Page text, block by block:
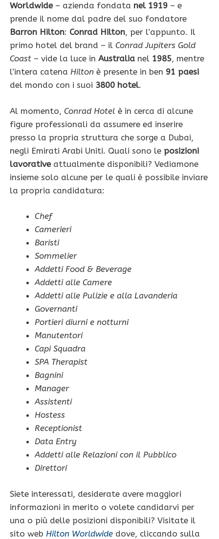
Worldwide– azienda fondata nel 1919 – e
prende il nome dal padre del suo fondatore
Barron Hilton: Conrad Hilton, per l’appunto. Il
primo hotel del brand – il Conrad Jupiters Gold
Coast – vide la luce in Australia nel 1985, mentre
l’intera catena Hilton è presente in ben 91 paesi
del mondo con i suoi 3800 hotel.
Al momento, Conrad Hotel è in cerca di alcune
figure professionali da assumere ed inserire
presso la propria struttura che sorge a Dubai,
negli Emirati Arabi Uniti. Quali sono le posizioni
lavorativeattualmente disponibili? Vediamone
insieme solo alcune per le quali è possibile inviare
la propria candidatura:
Chef
Camerieri
Baristi
Sommelier
Addetti Food & Beverage
Addetti alle Camere
Addetti alle Pulizie e alla Lavanderia
Governanti
Portieri diurni e notturni
Manutentori
Capi Squadra
SPA Therapist
Bagnini
Manager
Assistenti
Hostess
Receptionist
Data Entry
Addetti alle Relazioni con il Pubblico
Direttori
Siete interessati, desiderate avere maggiori
informazioni in merito o volete candidarvi per
una o più delle posizioni disponibili? Visitate il
sito web Hilton Worldwide dove, cliccando sulla